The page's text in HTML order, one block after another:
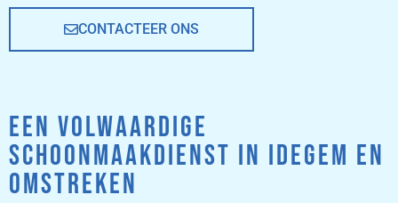
CONTACTEER ONS
EEN VOLWAARDIGE
SCHOONMAAKDIENST IN IDEGEM EN
OMSTREKEN